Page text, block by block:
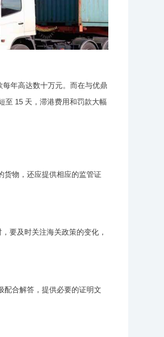
年高达数十万元。而在与优鼎
至 15 天，滞港费用和罚款大幅
货物，还应提供相应的监管证
要及时关注海关政策的变化，
配合解答，提供必要的证明文